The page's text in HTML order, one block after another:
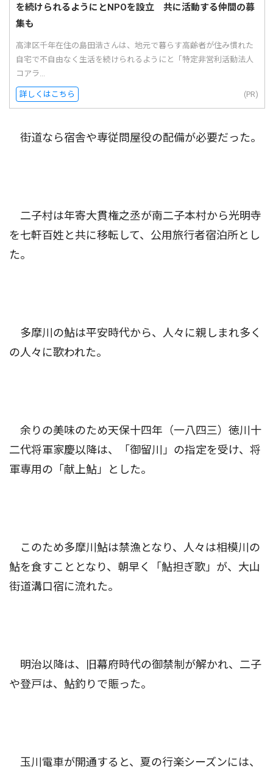
を続けられるようにとNPOを設立 共に活動する仲間の募
集も
高津区千年在住の島田浩さんは、地元で暮らす高齢者が住み慣れた
自宅で不自由なく生活を続けられるようにと「特定非営利活動法人
コアラ...
詳しくはこちら (PR)
街道なら宿舎や専従問屋役の配備が必要だった。
二子村は年寄大貫権之丞が南二子本村から光明寺
を七軒百姓と共に移転して、公用旅行者宿泊所とし
た。
多摩川の鮎は平安時代から、人々に親しまれ多く
の人々に歌われた。
余りの美味のため天保十四年（一八四三）徳川十
二代将軍家慶以降は、「御留川」の指定を受け、将
軍専用の「献上鮎」とした。
このため多摩川鮎は禁漁となり、人々は相模川の
鮎を食すこととなり、朝早く「鮎担ぎ歌」が、大山
街道溝口宿に流れた。
明治以降は、旧幕府時代の御禁制が解かれ、二子
や登戸は、鮎釣りで賑った。
玉川電車が開通すると、夏の行楽シーズンには、